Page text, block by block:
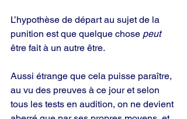
L’hypothèse de départ au sujet de la
punition est que quelque chose peut
être fait à un autre être.
Aussi étrange que cela puisse paraître,
au vu des preuves à ce jour et selon
tous les tests en audition, on ne devient